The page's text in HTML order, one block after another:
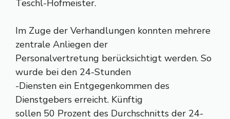
Teschl-Hofmeister.
Im Zuge der Verhandlungen konnten mehrere
zentrale Anliegen der
Personalvertretung berücksichtigt werden. So
wurde bei den 24-Stunden
-Diensten ein Entgegenkommen des
Dienstgebers erreicht. Künftig
sollen 50 Prozent des Durchschnitts der 24-